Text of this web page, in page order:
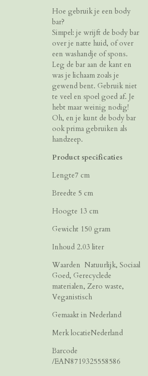
Hoe gebruik je een body
bar?
Simpel: je wrijft de body bar
over je natte huid, of over
een washandje of spons.
Leg de bar aan de kant en
was je lichaam zoals je
gewend bent. Gebruik niet
te veel en spoel goed af. Je
hebt maar weinig nodig!
Oh, en je kunt de body bar
ook prima gebruiken als
handzeep.
Product specificaties
Lengte7 cm
Breedte 5 cm
Hoogte 13 cm
Gewicht 150 gram
Inhoud 2.03 liter
Waarden Natuurlijk, Sociaal
Goed, Gerecyclede
materialen, Zero waste,
Veganistisch
Gemaakt in Nederland
Merk locatieNederland
Barcode
/EAN8719325558586